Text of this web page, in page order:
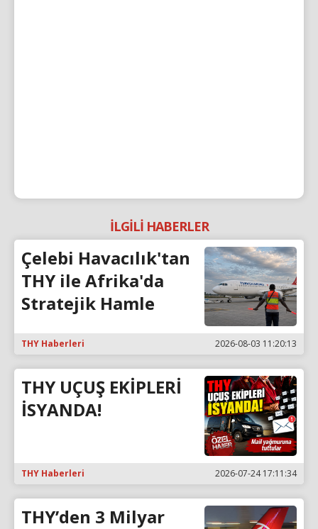
İLGİLİ HABERLER
Çelebi Havacılık'tan
THY ile Afrika'da
Stratejik Hamle
THY Haberleri 2026-08-03 11:20:13
THY UÇUŞ EKİPLERİ
İSYANDA!
THY Haberleri 2026-07-24 17:11:34
THY’den 3 Milyar